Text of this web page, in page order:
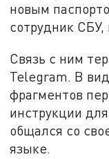
новым
сотрудник СБУ,
Связь с ним
Telegram. В
фрагментов
инструкции
общался со
языке.